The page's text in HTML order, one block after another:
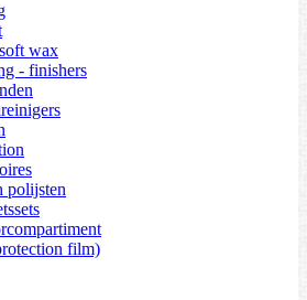
wax
- finishers
polijsten
film)